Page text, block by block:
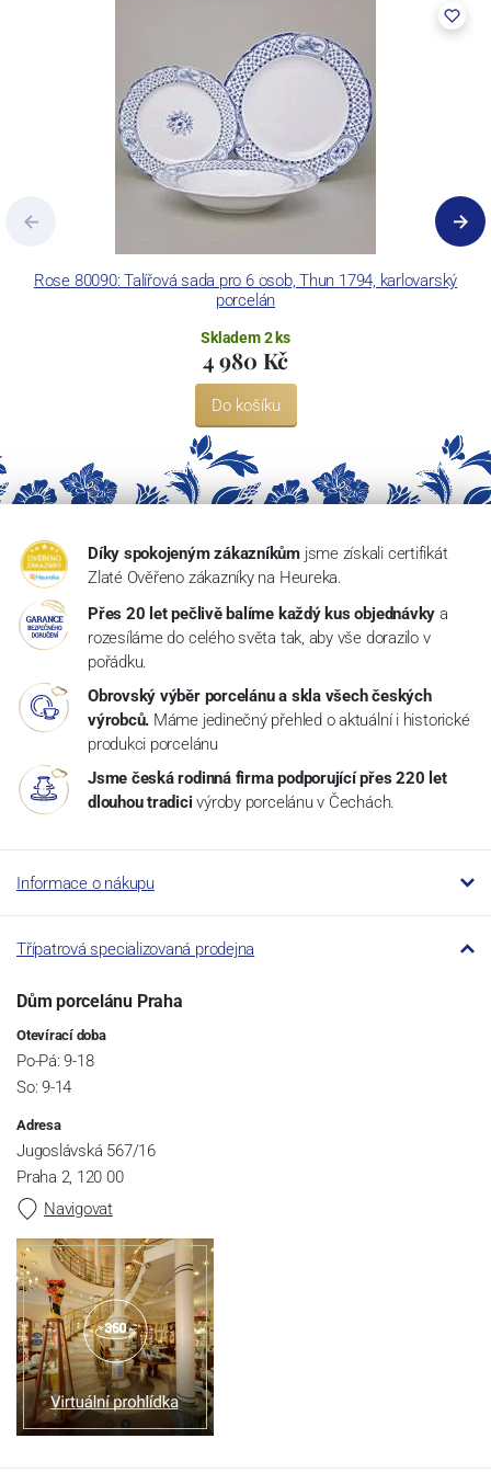
výrobky pomocí klasických dekoračních technik.
Concordia Lesov používá ochrannou známku LC a Thun Hotel &
Rose 80090: Talířová sada pro 6 osob, Thun 1794, karlovarský
porcelán
Skladem 2 ks
4 980 Kč
Do košíku
Díky spokojeným zákazníkům jsme získali certifikát
Zlaté Ověřeno zákazníky na Heureka.
Přes 20 let pečlivě balíme každý kus objednávky a
rozesíláme do celého světa tak, aby vše dorazilo v
pořádku.
Obrovský výběr porcelánu a skla všech českých
výrobců. Máme jedinečný přehled o aktuální i historické
produkci porcelánu
Jsme česká rodinná firma podporující přes 220 let
dlouhou tradici výroby porcelánu v Čechách.
Informace o nákupu
Třípatrová specializovaná prodejna
Dům porcelánu Praha
Otevírací doba
Po-Pá: 9-18
So: 9-14
Adresa
Jugoslávská 567/16
Praha 2, 120 00
Navigovat